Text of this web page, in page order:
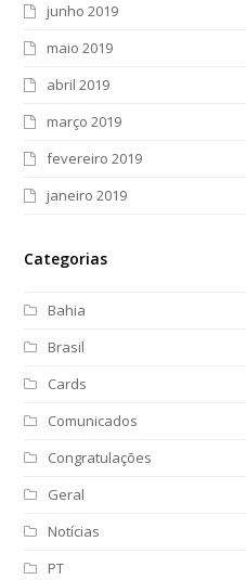
junho 2019
maio 2019
abril 2019
março 2019
fevereiro 2019
janeiro 2019
Categorias
Bahia
Brasil
Cards
Comunicados
Congratulações
Geral
Notícias
PT